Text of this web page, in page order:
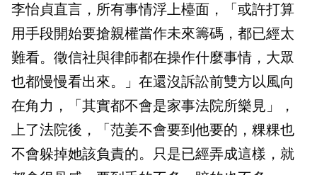
李怡貞直言，所有事情浮上檯面，「或許打算
用手段開始要搶親權當作未來籌碼，都已經太
難看。徵信社與律師都在操作什麼事情，大眾
也都慢慢看出來。」在還沒訴訟前雙方以風向
在角力，「其實都不會是家事法院所樂見」，
上了法院後，「范姜不會要到他要的，粿粿也
不會躲掉她該負責的。只是已經弄成這樣，就